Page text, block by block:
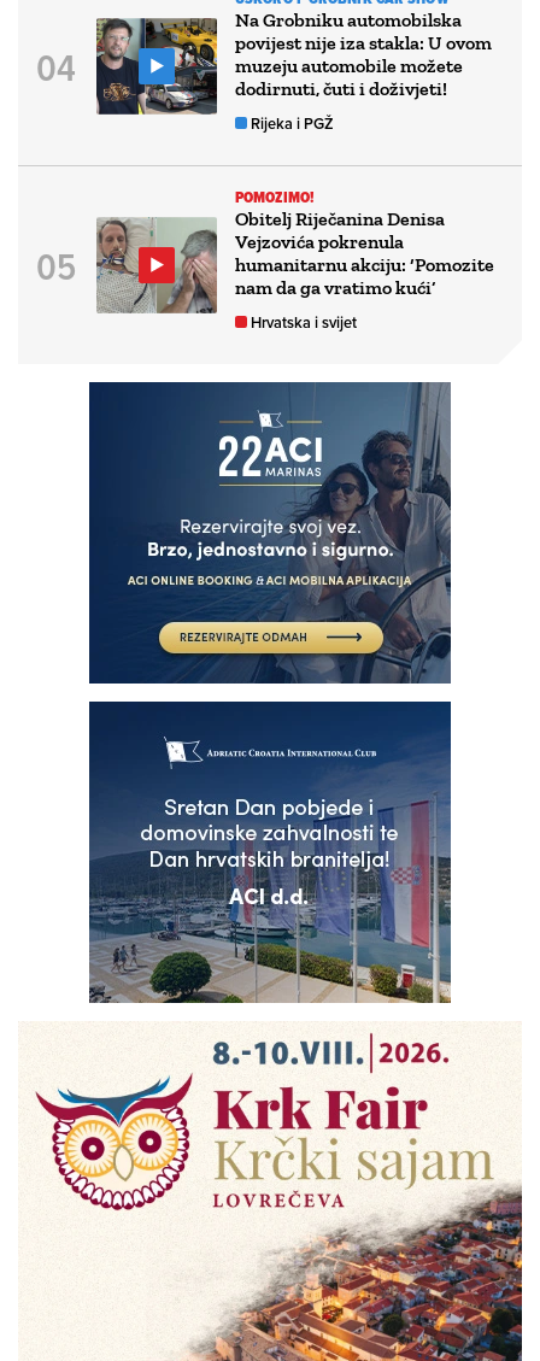
Na Grobniku automobilska
povijest nije iza stakla: U ovom
muzeju automobile možete
dodirnuti, čuti i doživjeti!
Rijeka i PGŽ
POMOZIMO!
Obitelj Riječanina Denisa
Vejzovića pokrenula
humanitarnu akciju: ‘Pomozite
nam da ga vratimo kući’
Hrvatska i svijet